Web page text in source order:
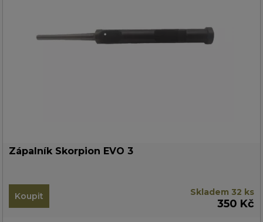
Zápalník Skorpion EVO 3
Koupit Skladem 32 ks
350 Kč